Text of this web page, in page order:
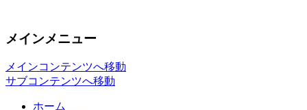
メインメニュー
メインコンテンツへ移動
サブコンテンツへ移動
ホーム